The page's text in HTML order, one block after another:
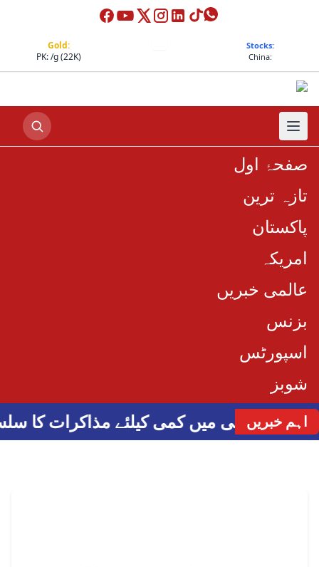
Gold:
PK:/g (22K)
Stocks:
China:
صفحۂ اول
تازہ ترین
پاکستان
امریکہ
عالمی خبریں
بزنس
اسپورٹس
شوبز
اہم خبریںمیں کمی کیلئے مذاکرات کا سلسلہ